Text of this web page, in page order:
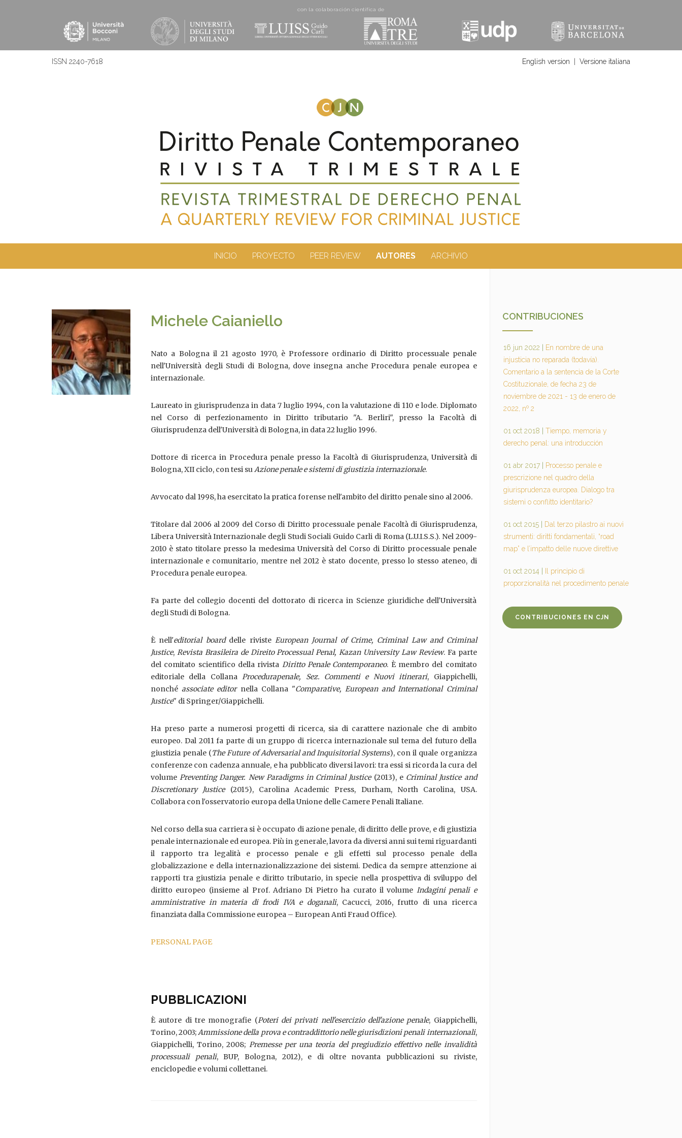
con la colaboración cientí­fica de
ISSN 2240-7618 English version Versione italiana
INICIO PROYECTO PEER REVIEW AUTORES ARCHIVIO
Michele Caianiello
Nato a Bologna il 21 agosto 1970, è Professore ordinario di Diritto processuale penale
nell'Università degli Studi di Bologna, dove insegna anche Procedura penale europea e
internazionale.
Laureato in giurisprudenza in data 7 luglio 1994, con la valutazione di 110 e lode. Diplomato
nel Corso di perfezionamento in Diritto tributario "A. Berliri", presso la Facoltà di
Giurisprudenza dell'Università di Bologna, in data 22 luglio 1996.
Dottore di ricerca in Procedura penale presso la Facoltà di Giurisprudenza, Università di
Bologna, XII ciclo, con tesi suAzione penale e sistemi di giustizia internazionale.
Avvocato dal 1998, ha esercitato la pratica forense nell'ambito del diritto penale sino al 2006.
Titolare dal 2006 al 2009 del Corso di Diritto processuale penale Facoltà di Giurisprudenza,
Libera Università Internazionale degli Studi Sociali Guido Carli di Roma (L.U.I.S.S.). Nel 2009-
2010 è stato titolare presso la medesima Università del Corso di Diritto processuale penale
internazionale e comunitario, mentre nel 2012 è stato docente, presso lo stesso ateneo, di
Procedura penale europea.
Fa parte del collegio docenti del dottorato di ricerca in Scienze giuridiche dell'Università
degli Studi di Bologna.
È nell'editorial boarddelle riviste European Journal of Crime, Criminal Law and Criminal
Justice, Revista Brasileira de Direito Processual Penal, Kazan University Law Review. Fa parte
del comitato scientifico della rivista Diritto Penale Contemporaneo. È membro del comitato
editoriale della CollanaProcedurapenale, Sez. Commenti e Nuovi itinerari, Giappichelli,
nonchéassociate editornella Collana "Comparative, European and International Criminal
Justice" di Springer/Giappichelli.
Ha preso parte a numerosi progetti di ricerca, sia di carattere nazionale che di ambito
europeo. Dal 2011 fa parte di un gruppo di ricerca internazionale sul tema del futuro della
giustizia penale (The Future of Adversarial and Inquisitorial Systems), con il quale organizza
conferenze con cadenza annuale, e ha pubblicato diversi lavori: tra essi si ricorda la cura del
volumePreventing Danger. New Paradigms in Criminal Justice(2013), e Criminal Justice and
Discretionary Justice(2015), Carolina Academic Press, Durham, North Carolina, USA.
Collabora con l'osservatorio europa della Unione delle Camere Penali Italiane.
Nel corso della sua carriera si è occupato di azione penale, di diritto delle prove, e di giustizia
penale internazionale ed europea. Più in generale, lavora da diversi anni sui temi riguardanti
il rapporto tra legalità e processo penale e gli effetti sul processo penale della
globalizzazione e della internazionalizzazione dei sistemi. Dedica da sempre attenzione ai
rapporti tra giustizia penale e diritto tributario, in specie nella prospettiva di sviluppo del
diritto europeo (insieme al Prof. Adriano Di Pietro ha curato il volume Indagini penali e
amministrative in materia di frodi IVA e doganali, Cacucci, 2016, frutto di una ricerca
finanziata dalla Commissione europea – European Anti Fraud Office).
PERSONAL PAGE
PUBBLICAZIONI
È autore di tre monografie (Poteri dei privati nell'esercizio dell'azione penale, Giappichelli,
Torino, 2003;Ammissione della prova e contraddittorio nelle giurisdizioni penali internazionali,
Giappichelli, Torino, 2008; Premesse per una teoria del pregiudizio effettivo nelle invalidità
processuali penali, BUP, Bologna, 2012), e di oltre novanta pubblicazioni su riviste,
enciclopedie e volumi collettanei.
CONTRIBUCIONES
16 jun 2022
En nombre de una
injusticia no reparada (todavía).
Comentario a la sentencia de la Corte
Costituzionale, de fecha 23 de
noviembre de 2021 - 13 de enero de
2022, nº 2
01 oct 2018
Tiempo, memoria y
derecho penal: una introducción
01 abr 2017
Processo penale e
prescrizione nel quadro della
giurisprudenza europea. Dialogo tra
sistemi o conflitto identitario?
01 oct 2015
Dal terzo pilastro ai nuovi
strumenti: diritti fondamentali, “road
map” e l’impatto delle nuove direttive
01 oct 2014
Il principio di
proporzionalità nel procedimento penale
CONTRIBUCIONES EN CJN